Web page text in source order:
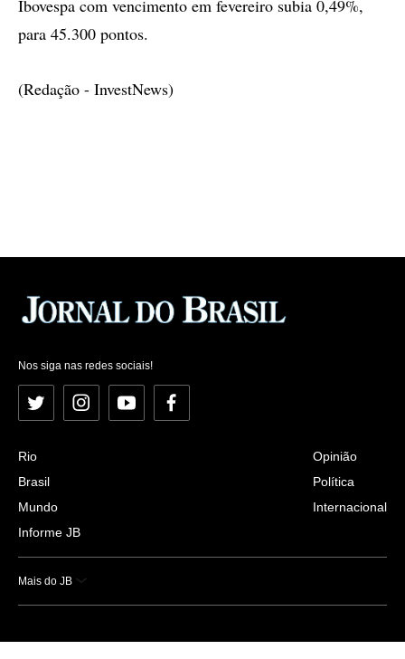
Ibovespa com vencimento em fevereiro subia 0,49%,
para 45.300 pontos.
(Redação - InvestNews)
Nos siga nas redes sociais!
Twitter InstagramYouTubeFacebook
Rio
Brasil
Mundo
Informe JB
Opinião
Política
Internacional
Mais do JB
Esportes